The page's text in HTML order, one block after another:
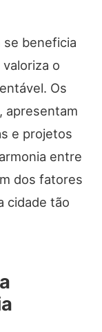
se beneficia
o
Os
apresentam
e projetos
entre
dos fatores
cidade tão